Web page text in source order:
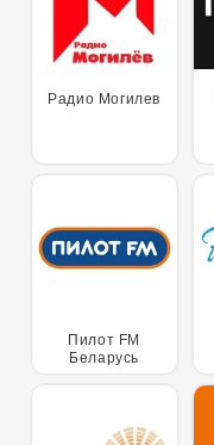
Радио Могилев
Пилот FM
Беларусь